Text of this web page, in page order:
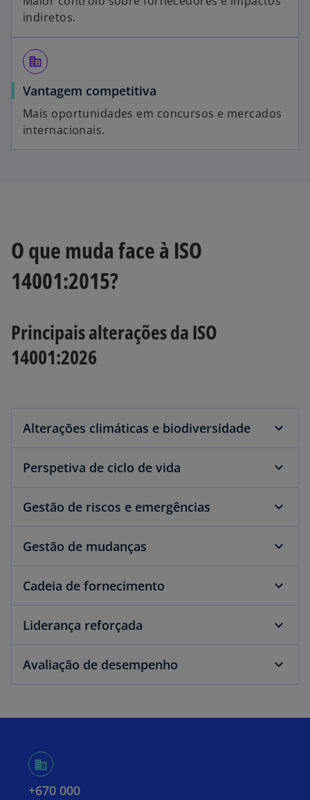
indiretos.
corporate_fare
Vantagem competitiva
Mais oportunidades em concursos e mercados
internacionais.
O que muda face à ISO
14001:2015?
Principais alterações da ISO
14001:2026
Alterações climáticas e biodiversidade
Perspetiva de ciclo de vida
Gestão de riscos e emergências
Gestão de mudanças
Cadeia de fornecimento
Liderança reforçada
Avaliação de desempenho
+670 000